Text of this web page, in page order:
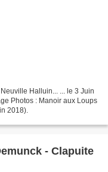
Halluin... ... le 3 Juin
Photos : Manoir aux Loups
2018).
- Clapuite